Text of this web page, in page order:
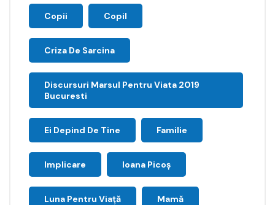
Copii Copil
Criza De Sarcina
Discursuri Marsul Pentru Viata 2019
Bucuresti
Ei Depind De Tine Familie
Implicare Ioana Picoş
Luna Pentru Viață Mamă